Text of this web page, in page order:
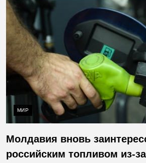
МИР
Молдавия вновь
российским топливом из-за